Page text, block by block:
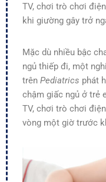
TV, chơi trò chơi
khi giường gây trở
Mặc dù nhiều bậc
ngủ thiếp đi, một
trên Pediatrics phát
chậm giấc ngủ ở trẻ
TV, chơi trò chơi
vòng một giờ trước